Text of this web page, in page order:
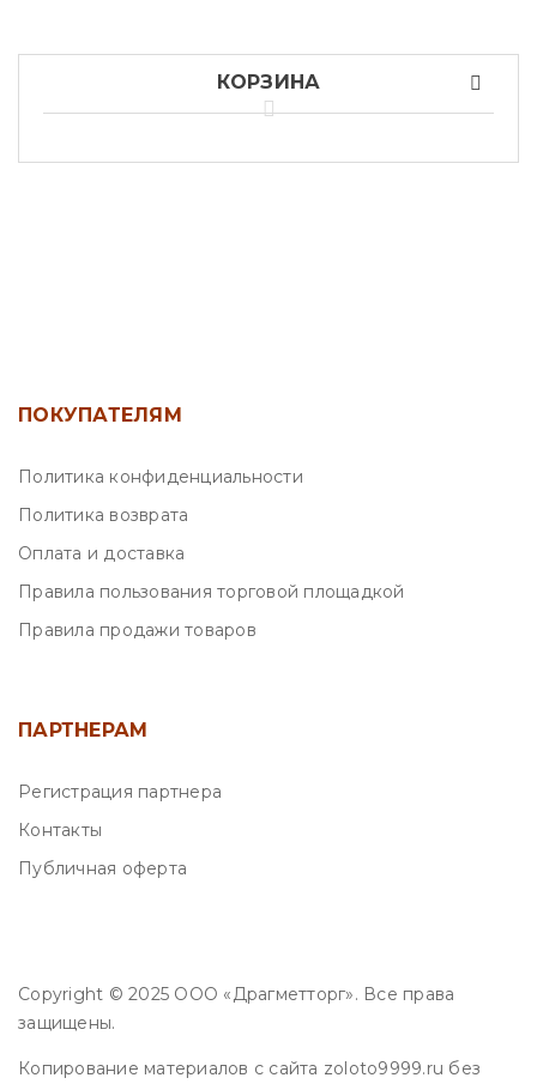
КОРЗИНА
ПОКУПАТЕЛЯМ
Политика конфиденциальности
Политика возврата
Оплата и доставка
Правила пользования торговой площадкой
Правила продажи товаров
ПАРТНЕРАМ
Регистрация партнера
Контакты
Публичная оферта
Copyright © 2025 ООО «Драгметторг». Все права
защищены.
Копирование материалов с сайта zoloto9999.ru без